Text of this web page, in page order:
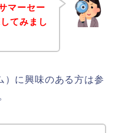
マーセー
てみまし
）に興味のある方は参